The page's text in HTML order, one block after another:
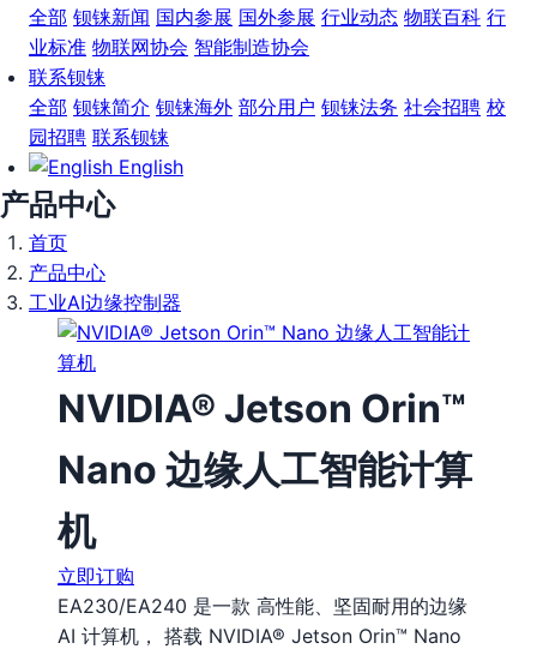
全部 钡铼新闻 国内参展 国外参展 行业动态 物联百科 行
业标准 物联网协会 智能制造协会
联系钡铼
全部 钡铼简介 钡铼海外 部分用户 钡铼法务 社会招聘 校
园招聘 联系钡铼
English
产品中心
首页
产品中心
工业AI边缘控制器
NVIDIA® Jetson Orin™
Nano 边缘人工智能计算
机
立即订购
EA230/EA240 是一款 高性能、坚固耐用的边缘
AI 计算机， 搭载 NVIDIA® Jetson Orin™ Nano